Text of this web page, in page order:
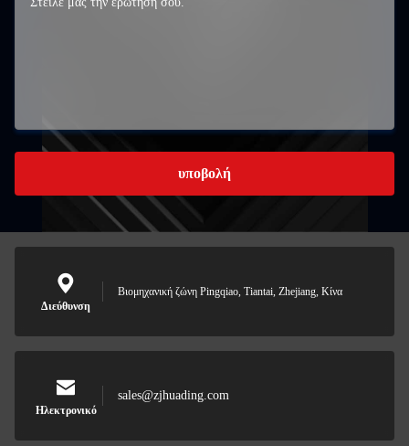
υποβολή
Διεύθυνση
Βιομηχανική ζώνη Pingqiao, Tiantai, Zhejiang, Κίνα
Ηλεκτρονικό
sales@zjhuading.com